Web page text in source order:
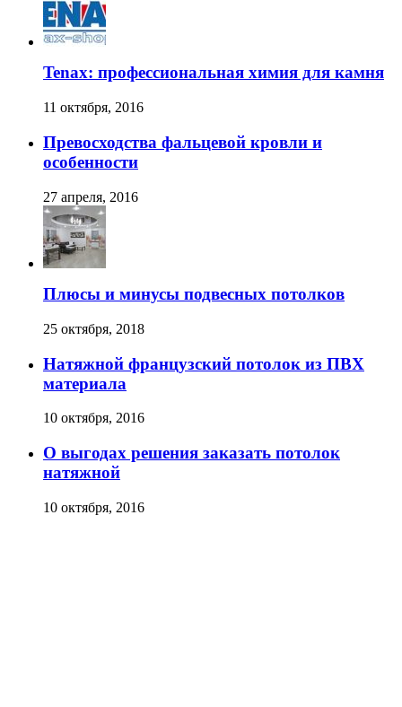
Tenax: профессиональная химия для камня
11 октября, 2016
Превосходства фальцевой кровли и
особенности
27 апреля, 2016
Плюсы и минусы подвесных потолков
25 октября, 2018
Натяжной французский потолок из ПВХ
материала
10 октября, 2016
О выгодах решения заказать потолок
натяжной
10 октября, 2016